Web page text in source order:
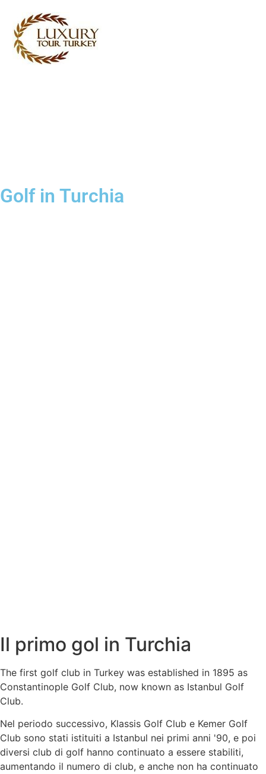
Golf in Turchia
Il primo gol in Turchia
The first golf club in Turkey was established in 1895 as
Constantinople Golf Club, now known as Istanbul Golf
Club.
Nel periodo successivo, Klassis Golf Club e Kemer Golf
Club sono stati istituiti a Istanbul nei primi anni '90, e poi
diversi club di golf hanno continuato a essere stabiliti,
aumentando il numero di club, e anche non ha continuato